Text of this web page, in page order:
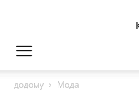
додому Мода